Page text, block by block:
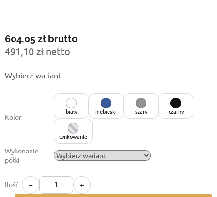
604,05 złbrutto
491,10 zł netto
jednostkowa:
Wybierz wariant
Kolor
biały niebieski szary czarny
cynkowanie
Wykonanie
półki
Ilość − +